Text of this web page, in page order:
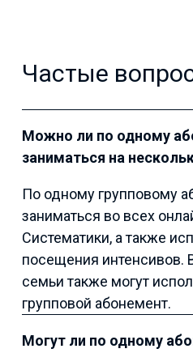
Частые
Можно ли по одному
заниматься на
По одному групповому
заниматься во всех
Систематики, а также
посещения интенсивов.
семьи также могут
групповой абонемент.
Могут ли по одному